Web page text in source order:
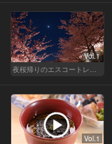
Vol.1
Vol.1